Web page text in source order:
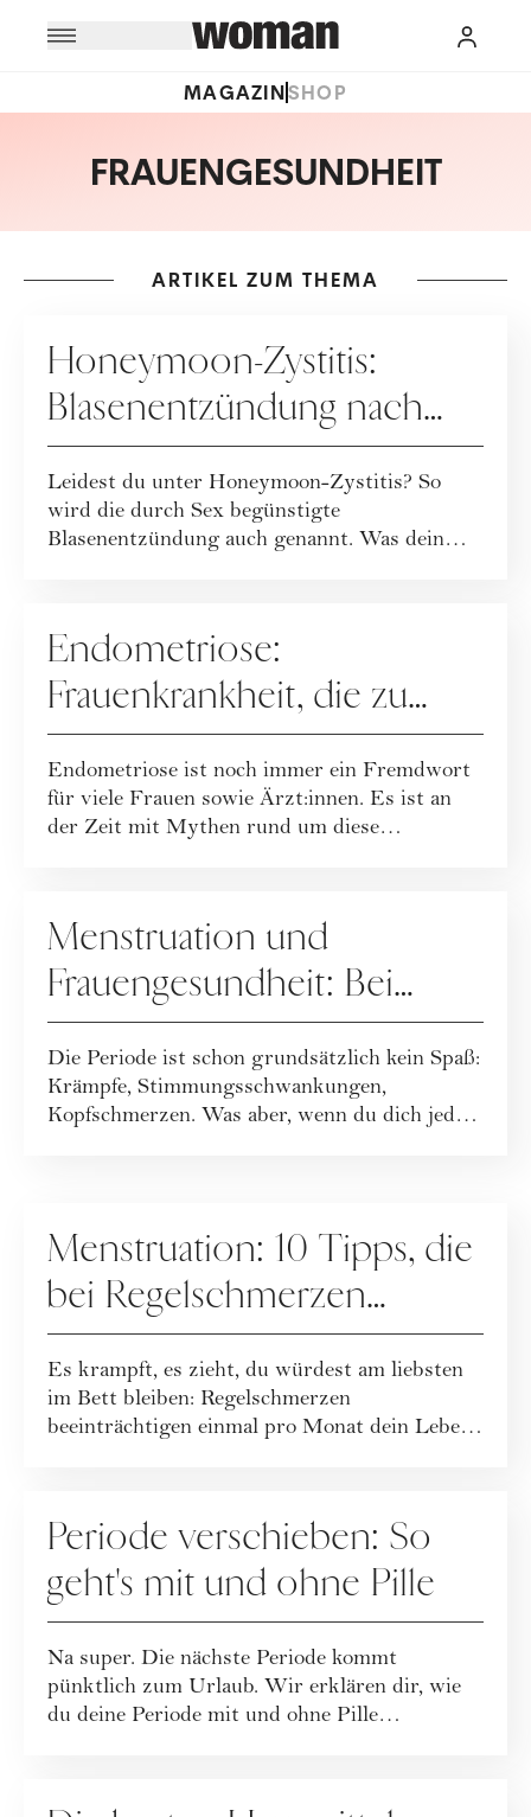
MAGAZINSHOP
FRAUENGESUNDHEIT
ARTIKEL ZUM THEMA
Honeymoon-Zystitis:
Blasenentzündung nach
Geschlechtsverkehr
Leidest du unter Honeymoon-Zystitis? So
wird die durch Sex begünstigte
Blasenentzündung auch genannt. Was dein
Endometriose:
Frauenkrankheit, die zu
Zysten und starken
Menstruations-
Beschwerden führen kann
Endometriose ist noch immer ein Fremdwort
für viele Frauen sowie Ärzt:innen. Es ist an
der Zeit mit Mythen rund um diese
Menstruation und
Frauengesundheit: Bei
diesen Symptomen rund
um deine Periode solltest
du aufmerksam werden
Die Periode ist schon grundsätzlich kein Spaß:
Krämpfe, Stimmungsschwankungen,
Kopfschmerzen. Was aber, wenn du dich jedes
Menstruation: 10 Tipps, die
bei Regelschmerzen
wirklich helfen
Es krampft, es zieht, du würdest am liebsten
im Bett bleiben: Regelschmerzen
beeinträchtigen einmal pro Monat dein Leben.
Periode verschieben: So
geht's mit und ohne Pille
Na super. Die nächste Periode kommt
pünktlich zum Urlaub. Wir erklären dir, wie
du deine Periode mit und ohne Pille